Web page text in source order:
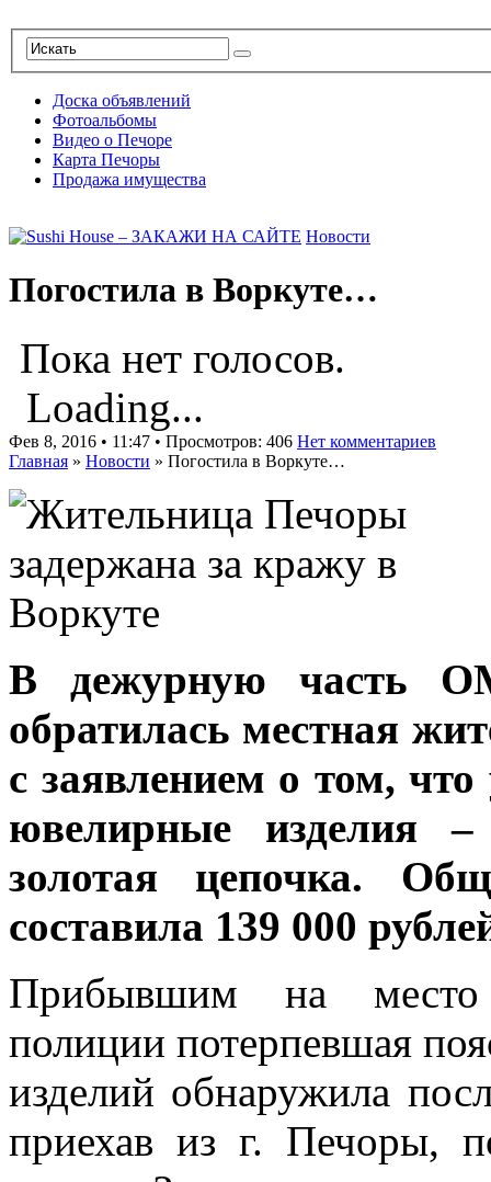
Доска объявлений
Фотоальбомы
Видео о Печоре
Карта Печоры
Продажа имущества
Новости
Погостила в Воркуте…
Пока нет голосов.
Loading...
Фев 8, 2016 • 11:47 • Просмотров: 406 Нет комментариев
Главная » Новости » Погостила в Воркуте…
В дежурную часть
обратилась местная
с заявлением о том,
ювелирные изделия
золотая цепочка.
составила 139 000
Прибывшим на место
полиции потерпевшая
изделий обнаружила
приехав из г. Печоры,